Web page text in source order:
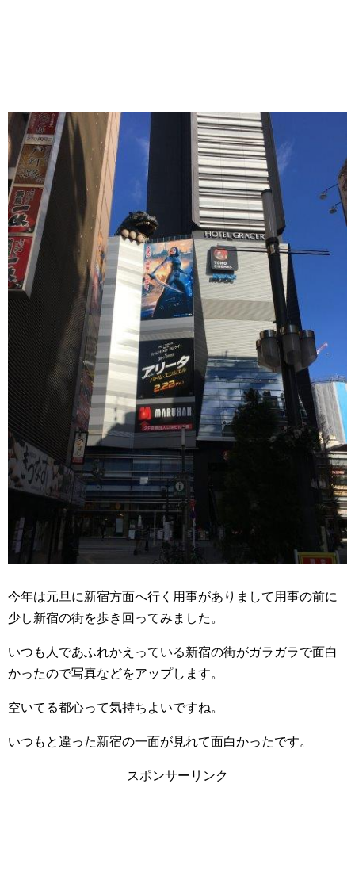
今年は元旦に新宿方面へ行く用事がありまして用事の前に
少し新宿の街を歩き回ってみました。
いつも人であふれかえっている新宿の街がガラガラで面白
かったので写真などをアップします。
空いてる都心って気持ちよいですね。
いつもと違った新宿の一面が見れて面白かったです。
スポンサーリンク